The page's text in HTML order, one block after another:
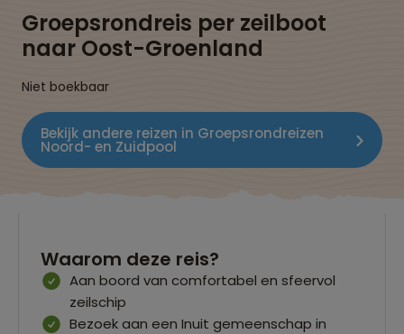
Groepsrondreis per zeilboot
naar Oost-Groenland
Niet boekbaar
Bekijk andere reizen in Groepsrondreizen
Noord- en Zuidpool
Waarom deze reis?
Aan boord van comfortabel en sfeervol
zeilschip
Bezoek aan een Inuit gemeenschap in